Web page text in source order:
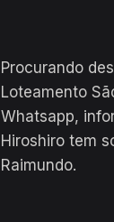
Procurando
Loteamento
Whatsapp,
Hiroshiro tem
Raimundo.